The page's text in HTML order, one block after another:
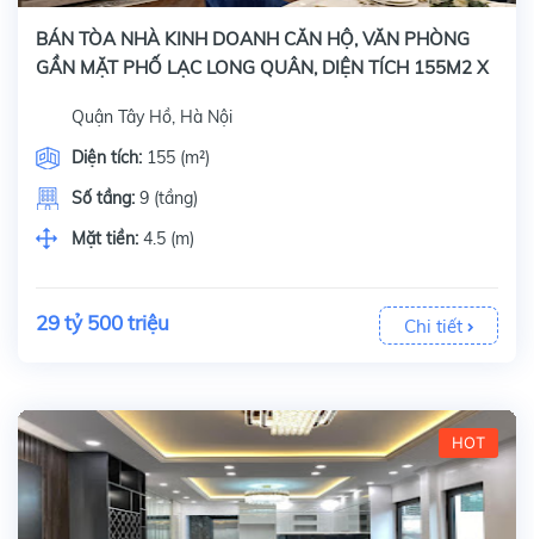
BÁN TÒA NHÀ KINH DOANH CĂN HỘ, VĂN PHÒNG
GẦN MẶT PHỐ LẠC LONG QUÂN, DIỆN TÍCH 155M2 X
Quận Tây Hồ, Hà Nội
Diện tích: 155 (m²)
Số tầng: 9 (tầng)
Mặt tiền: 4.5 (m)
29 tỷ 500 triệu Chi tiết
HOT